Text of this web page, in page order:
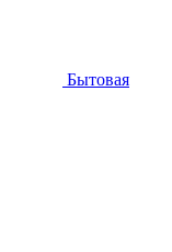
Бытовая